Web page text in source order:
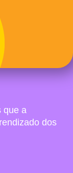
que a
dos